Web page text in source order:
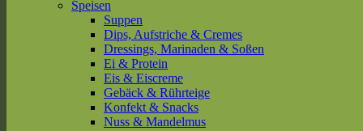
Speisen
Suppen
Dips, Aufstriche & Cremes
Dressings, Marinaden & Soßen
Ei & Protein
Eis & Eiscreme
Gebäck & Rührteige
Konfekt & Snacks
Nuss & Mandelmus